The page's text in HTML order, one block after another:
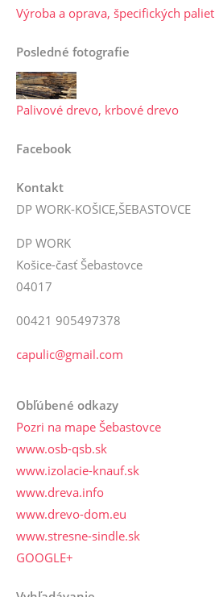
Výroba a oprava, špecifických paliet
Posledné fotografie
Palivové drevo, krbové drevo
Facebook
Kontakt
DP WORK-KOŠICE,ŠEBASTOVCE
DP WORK
Košice-časť Šebastovce
04017
00421 905497378
capulic@gmail.com
Obľúbené odkazy
Pozri na mape Šebastovce
www.osb-qsb.sk
www.izolacie-knauf.sk
www.dreva.info
www.drevo-dom.eu
www.stresne-sindle.sk
GOOGLE+